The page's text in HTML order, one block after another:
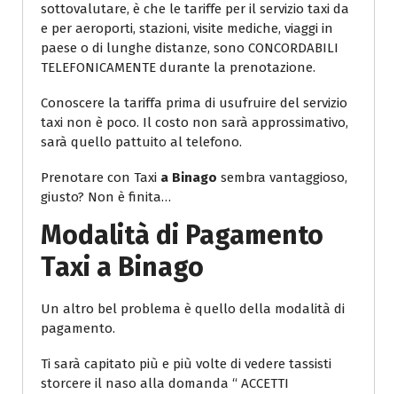
sottovalutare, è che le tariffe per il servizio taxi da
e per aeroporti, stazioni, visite mediche, viaggi in
paese o di lunghe distanze, sono CONCORDABILI
TELEFONICAMENTE durante la prenotazione.
Conoscere la tariffa prima di usufruire del servizio
taxi non è poco. Il costo non sarà approssimativo,
sarà quello pattuito al telefono.
Prenotare con Taxi a Binago sembra vantaggioso,
giusto? Non è finita…
Modalità di Pagamento
Taxi a Binago
Un altro bel problema è quello della modalità di
pagamento.
Ti sarà capitato più e più volte di vedere tassisti
storcere il naso alla domanda “ ACCETTI